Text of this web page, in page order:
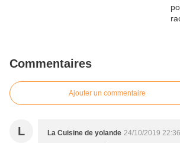
Commentaires
Ajouter un commentaire
L La Cuisine de yolande 24/10/2019 22:36